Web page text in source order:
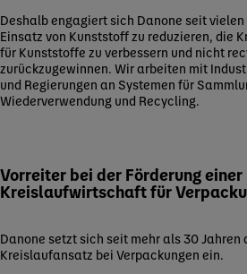
Deshalb engagiert sich Danone seit vielen
Einsatz von Kunststoff zu reduzieren, die
für Kunststoffe zu verbessern und nicht
zurückzugewinnen. Wir arbeiten mit
und Regierungen an Systemen für
Wiederverwendung und Recycling.
Vorreiter bei der Förderung einer
Kreislaufwirtschaft für
Danone setzt sich seit mehr als 30 Jahren
Kreislaufansatz bei Verpackungen ein.